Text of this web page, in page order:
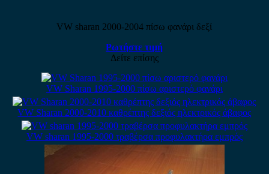
VW sharan 2000-2004 πίσω φανάρι δεξί
Ρωτήστε τιμή
Δείτε επίσης
VW Sharan 1995-2000 πίσω αριστερό φανάρι
VW Sharan 2000-2010 καθρέπτης δεξιός ηλεκτρικός άβαφος
VW sharan 1995-2000 τραβέρσα προφυλακτήρα εμπρός